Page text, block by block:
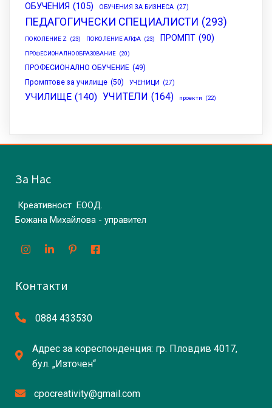
ОБУЧЕНИЯ (105) ОБУЧЕНИЯ ЗА БИЗНЕСА (27)
ПЕДАГОГИЧЕСКИ СПЕЦИАЛИСТИ (293)
ПОКОЛЕНИЕ Z (23) ПОКОЛЕНИЕ АЛФА (23) ПРОМПТ (90)
ПРОФЕСИОНАЛНО ОБРАЗОВАНИЕ (20)
ПРОФЕСИОНАЛНО ОБУЧЕНИЕ (49)
Промптове за училище (50) УЧЕНИЦИ (27)
УЧИЛИЩЕ (140) УЧИТЕЛИ (164) проекти (22)
За Нас
Креативност ЕООД.
Божана Михайлова - управител
Контакти
0884 433530
Адрес за кореспонденция: гр. Пловдив 4017,
бул. „Източен“
cpocreativity@gmail.com